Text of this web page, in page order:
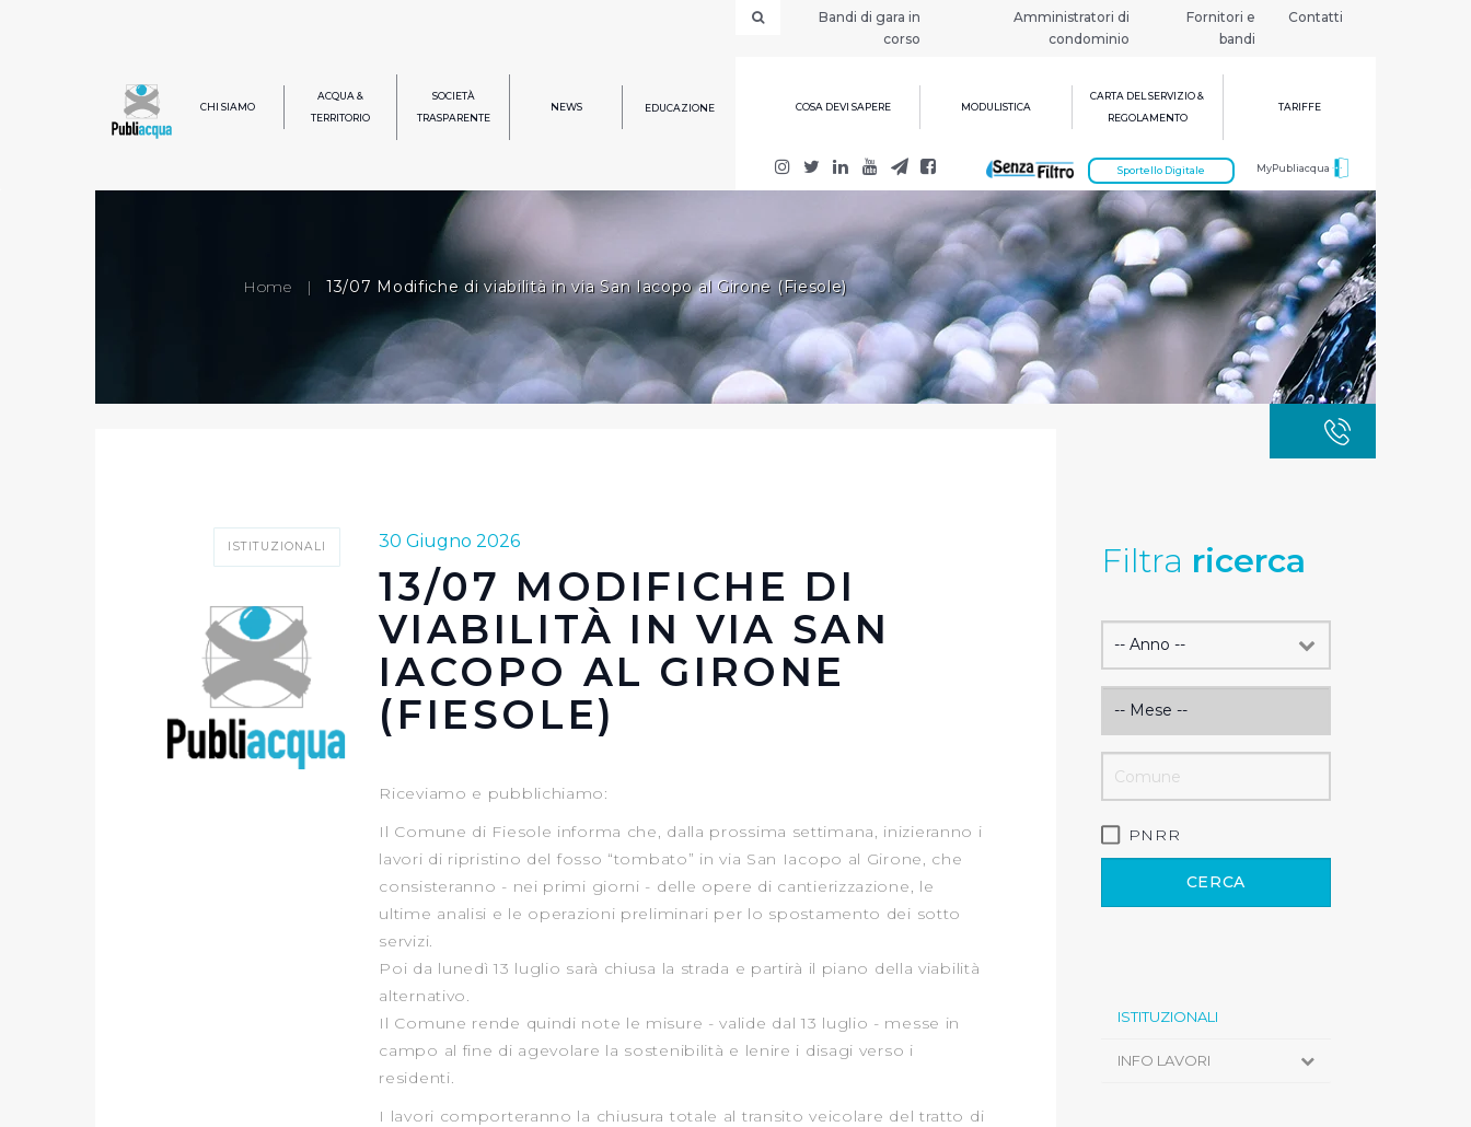
Bandi di gara in
corso
Amministratori di
condominio
Fornitori e
bandi
Contatti
CHI SIAMO
ACQUA &
TERRITORIO
SOCIETÀ
TRASPARENTE
NEWS EDUCAZIONE COSA DEVI SAPERE MODULISTICA
CARTA DEL SERVIZIO &
REGOLAMENTO
TARIFFE
MyPubliacqua
Sportello Digitale
Home | 13/07 Modifiche di viabilità in via San Iacopo al Girone (Fiesole)
Filtra ricerca
PNRR
CERCA
ISTITUZIONALI
INFO LAVORI
ISTITUZIONALI 30 Giugno 2026
13/07 MODIFICHE DI
VIABILITÀ IN VIA SAN
IACOPO AL GIRONE
(FIESOLE)
Riceviamo e pubblichiamo:
Il Comune di Fiesole informa che, dalla prossima settimana, inizieranno i
lavori di ripristino del fosso “tombato” in via San Iacopo al Girone, che
consisteranno - nei primi giorni - delle opere di cantierizzazione, le
ultime analisi e le operazioni preliminari per lo spostamento dei sotto
servizi.
Poi da lunedì 13 luglio sarà chiusa la strada e partirà il piano della viabilità
alternativo.
Il Comune rende quindi note le misure - valide dal 13 luglio - messe in
campo al fine di agevolare la sostenibilità e lenire i disagi verso i
residenti.
I lavori comporteranno la chiusura totale al transito veicolare del tratto di